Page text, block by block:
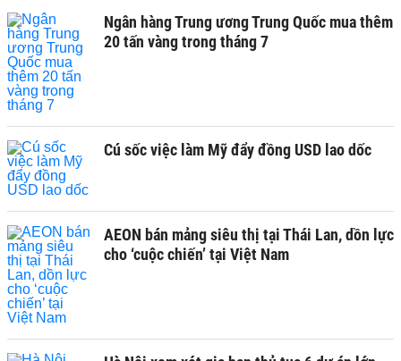
Ngân hàng Trung ương Trung Quốc mua thêm
20 tấn vàng trong tháng 7
Cú sốc việc làm Mỹ đẩy đồng USD lao dốc
AEON bán mảng siêu thị tại Thái Lan, dồn lực
cho ‘cuộc chiến’ tại Việt Nam